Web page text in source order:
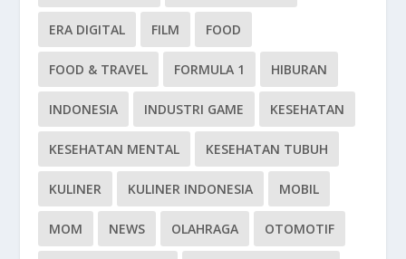
ERA DIGITAL FILM FOOD
FOOD & TRAVEL FORMULA 1 HIBURAN
INDONESIA INDUSTRI GAME KESEHATAN
KESEHATAN MENTAL KESEHATAN TUBUH
KULINER KULINER INDONESIA MOBIL
MOM NEWS OLAHRAGA OTOMOTIF